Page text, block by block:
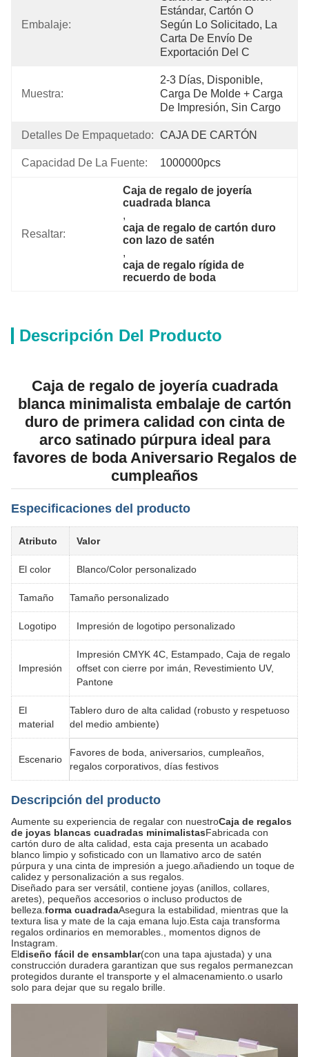
Embalaje:
Estándar, Cartón O
Según Lo Solicitado, La
Carta De Envío De
Exportación Del C
Muestra:
2-3 Días, Disponible,
Carga De Molde + Carga
De Impresión, Sin Cargo
Detalles De Empaquetado: CAJA DE CARTÓN
Capacidad De La Fuente: 1000000pcs
Resaltar:
Caja de regalo de joyería
cuadrada blanca
,
caja de regalo de cartón duro
con lazo de satén
,
caja de regalo rígida de
recuerdo de boda
Descripción Del Producto
Caja de regalo de joyería cuadrada
blanca minimalista embalaje de cartón
duro de primera calidad con cinta de
arco satinado púrpura ideal para
favores de boda Aniversario Regalos de
cumpleaños
Especificaciones del producto
Atributo Valor
El color Blanco/Color personalizado
Tamaño Tamaño personalizado
Logotipo Impresión de logotipo personalizado
Impresión
Impresión CMYK 4C, Estampado, Caja de regalo
offset con cierre por imán, Revestimiento UV,
Pantone
El
material
Tablero duro de alta calidad (robusto y respetuoso
del medio ambiente)
Escenario
Favores de boda, aniversarios, cumpleaños,
regalos corporativos, días festivos
Descripción del producto
Aumente su experiencia de regalar con nuestroCaja de regalos
de joyas blancas cuadradas minimalistasFabricada con
cartón duro de alta calidad, esta caja presenta un acabado
blanco limpio y sofisticado con un llamativo arco de satén
púrpura y una cinta de impresión a juego.añadiendo un toque de
calidez y personalización a sus regalos.
Diseñado para ser versátil, contiene joyas (anillos, collares,
aretes), pequeños accesorios o incluso productos de
belleza. forma cuadradaAsegura la estabilidad, mientras que la
textura lisa y mate de la caja emana lujo.Esta caja transforma
regalos ordinarios en memorables., momentos dignos de
Instagram.
Eldiseño fácil de ensamblar(con una tapa ajustada) y una
construcción duradera garantizan que sus regalos permanezcan
protegidos durante el transporte y el almacenamiento.o usarlo
solo para dejar que su regalo brille.